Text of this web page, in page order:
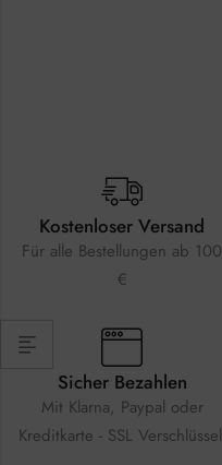
Kostenloser Versand
Für alle Bestellungen ab 100
€
Sicher Bezahlen
Mit Klarna, Paypal oder
Kreditkarte - SSL